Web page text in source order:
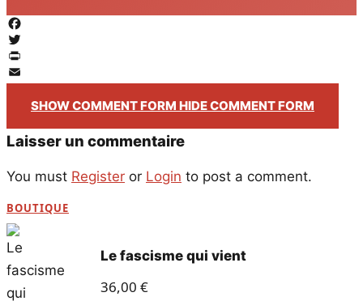
Facebook
Twitter
PrintFriendly
Email
SHOW COMMENT FORM HIDE COMMENT FORM
Laisser un commentaire
You must Register or Login to post a comment.
BOUTIQUE
Le fascisme qui vient
36,00 €